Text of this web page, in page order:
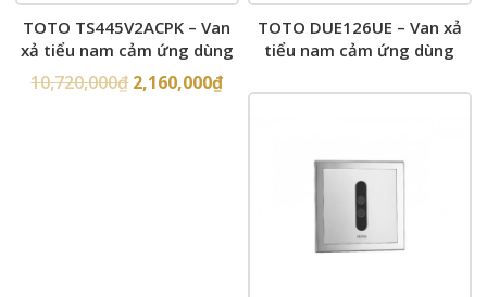
TOTO TS445V2ACPK – Van
xả tiểu nam cảm ứng dùng
điện
10,720,000₫ 2,160,000₫
TOTO DUE126UE – Van xả
tiểu nam cảm ứng dùng